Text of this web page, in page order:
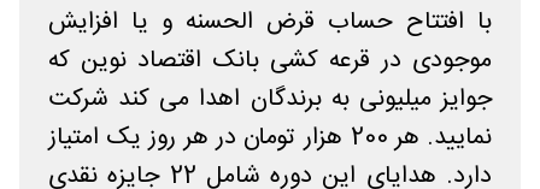
با افتتاح حساب قرض الحسنه و یا افزایش
موجودی در قرعه کشی بانک اقتصاد نوین که
جوایز میلیونی به برندگان اهدا می کند شرکت
نمایید. هر 200 هزار تومان در هر روز یک امتیاز
دارد. هدایای این دوره شامل 22 جایزه نقدی